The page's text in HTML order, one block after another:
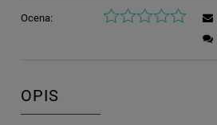
Ocena:
OPIS